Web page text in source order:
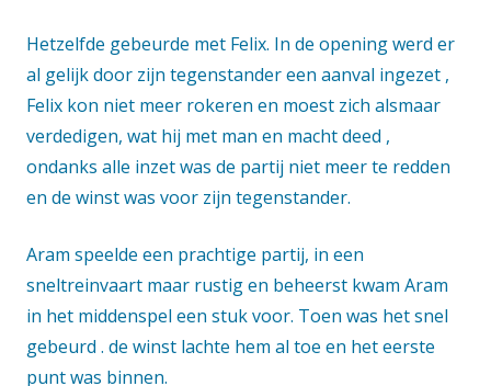
Hetzelfde gebeurde met Felix. In de opening werd er
al gelijk door zijn tegenstander een aanval ingezet ,
Felix kon niet meer rokeren en moest zich alsmaar
verdedigen, wat hij met man en macht deed ,
ondanks alle inzet was de partij niet meer te redden
en de winst was voor zijn tegenstander.
Aram speelde een prachtige partij, in een
sneltreinvaart maar rustig en beheerst kwam Aram
in het middenspel een stuk voor. Toen was het snel
gebeurd . de winst lachte hem al toe en het eerste
punt was binnen.